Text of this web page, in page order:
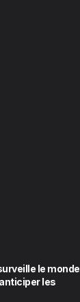
le monde
les